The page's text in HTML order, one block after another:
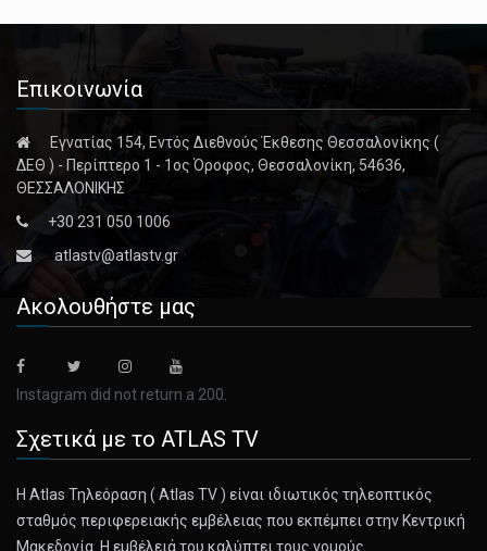
Επικοινωνία
Εγνατίας 154, Εντός Διεθνούς Έκθεσης Θεσσαλονίκης (
ΔΕΘ ) - Περίπτερο 1 - 1ος Όροφος, Θεσσαλονίκη, 54636,
ΘΕΣΣΑΛΟΝΙΚΗΣ
+30 231 050 1006
atlastv@atlastv.gr
Ακολουθήστε μας
Instagram did not return a 200.
Σχετικά με το ATLAS TV
Η Atlas Τηλεόραση ( Atlas TV ) είναι ιδιωτικός τηλεοπτικός
σταθμός περιφερειακής εμβέλειας που εκπέμπει στην Κεντρική
Μακεδονία. Η εμβέλειά του καλύπτει τους νομούς